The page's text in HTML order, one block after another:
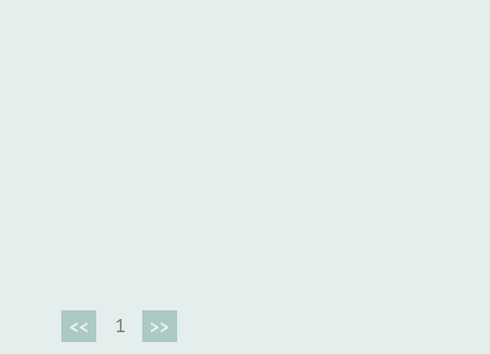
<< 1 >>